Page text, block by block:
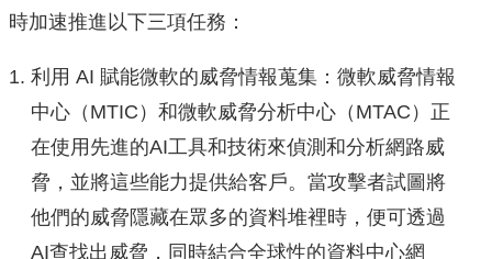
時加速推進以下三項任務：
利用 AI 賦能微軟的威脅情報蒐集：微軟威脅情報
中心（MTIC）和微軟威脅分析中心（MTAC）正
在使用先進的AI工具和技術來偵測和分析網路威
脅，並將這些能力提供給客戶。當攻擊者試圖將
他們的威脅隱藏在眾多的資料堆裡時，便可透過
AI查找出威脅，同時結合全球性的資料中心網